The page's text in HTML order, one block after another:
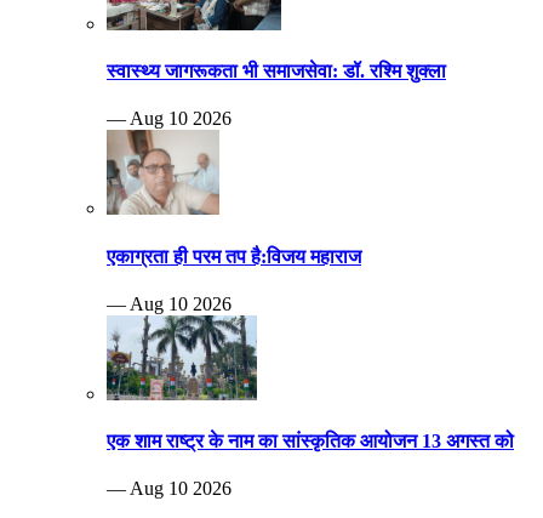
स्वास्थ्य जागरूकता भी समाजसेवा: डॉ. रश्मि शुक्ला
— Aug 10 2026
एकाग्रता ही परम तप है:विजय महाराज
— Aug 10 2026
एक शाम राष्ट्र के नाम का सांस्कृतिक आयोजन 13 अगस्त को
— Aug 10 2026